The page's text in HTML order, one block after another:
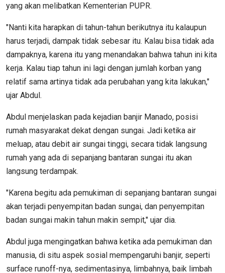
yang akan melibatkan Kementerian PUPR.
"Nanti kita harapkan di tahun-tahun berikutnya itu kalaupun
harus terjadi, dampak tidak sebesar itu. Kalau bisa tidak ada
dampaknya, karena itu yang menandakan bahwa tahun ini kita
kerja. Kalau tiap tahun ini lagi dengan jumlah korban yang
relatif sama artinya tidak ada perubahan yang kita lakukan,"
ujar Abdul.
Abdul menjelaskan pada kejadian banjir Manado, posisi
rumah masyarakat dekat dengan sungai. Jadi ketika air
meluap, atau debit air sungai tinggi, secara tidak langsung
rumah yang ada di sepanjang bantaran sungai itu akan
langsung terdampak.
"Karena begitu ada pemukiman di sepanjang bantaran sungai
akan terjadi penyempitan badan sungai, dan penyempitan
badan sungai makin tahun makin sempit," ujar dia.
Abdul juga mengingatkan bahwa ketika ada pemukiman dan
manusia, di situ aspek sosial mempengaruhi banjir, seperti
surface runoff-nya, sedimentasinya, limbahnya, baik limbah